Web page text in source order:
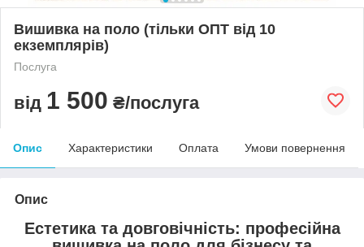
Вишивка на поло (тільки ОПТ від 10
екземплярів)
Послуга
від 1 500 ₴/послуга
Опис Характеристики Оплата Умови повернення
Опис
Естетика та довговічність: професійна